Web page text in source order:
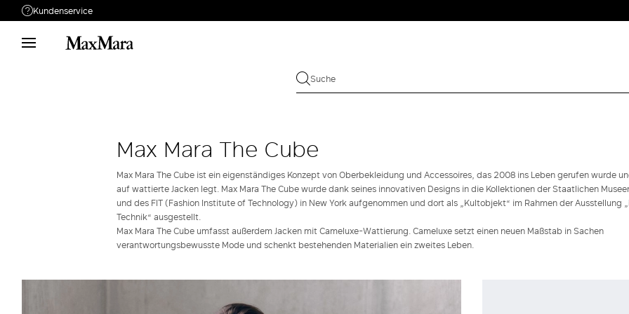
Kundenservice
Brauchen Sie Unterstützung?
Telefon: Mo-Fr 9 - 18
Bestellung suchen
Max Mara The Cube
Max Mara The Cube ist ein eigenständiges Konzept von Oberbekleidung und Accessoires, das 2008 ins Leben gerufen wurde
auf wattierte Jacken legt. Max Mara The Cube wurde dank seines innovativen Designs in die Kollektionen der Staatlichen
und des FIT (Fashion Institute of Technology) in New York aufgenommen und dort als „Kultobjekt“ im Rahmen der Ausstellung
Technik“ ausgestellt.
Max Mara The Cube umfasst außerdem Jacken mit Cameluxe-Wattierung. Cameluxe setzt einen neuen Maßstab in Sachen
verantwortungsbewusste Mode und schenkt bestehenden Materialien ein zweites Leben.